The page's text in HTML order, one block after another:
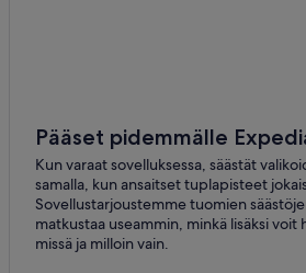
Selki
Pääset pidemmälle
Kun varaat sovelluksessa, säästät
samalla, kun ansaitset tuplapisteet
Sovellustarjoustemme tuomien
matkustaa useammin, minkä lisäksi voit
missä ja milloin vain.